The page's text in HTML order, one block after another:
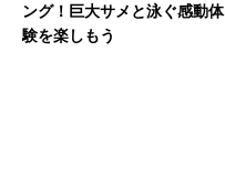
ング！巨大サメと泳ぐ感動体
験を楽しもう